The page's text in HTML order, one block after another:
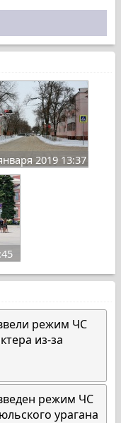
2019 13:37
режим ЧС
из-за
режим ЧС
урагана